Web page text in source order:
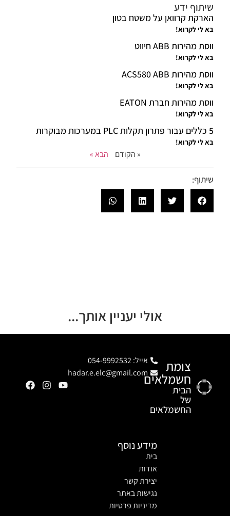
שיתוף ידע
הארקת קרוואן על משטח בטון
בא לי לקרוא!
ווסת מהירות ABB חיווט
בא לי לקרוא!
ווסת מהירות ACS580 ABB
בא לי לקרוא!
ווסת מהירות חברת EATON
בא לי לקרוא!
5 כללים עבור פתרון תקלות PLC במערכות מבוקרות
בא לי לקרוא!
« הקודם הבא »
שיתוף:
אולי יעניין אותך...
צומת
חשמלאים
הבית
של
החשמלאים
אייל: 054-9992532
hadar.e.elc@gmail.com
מידע נוסף
בית
אודות
יצירת קשר
נגישות באתר
מדיניות פרטיות